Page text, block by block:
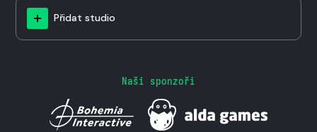
Přidat studio
Naši sponzoři